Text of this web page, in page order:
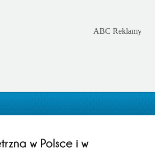
ABC Reklamy